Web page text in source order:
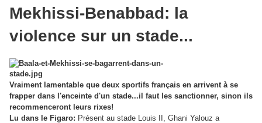
Mekhissi-Benabbad: la
violence sur un stade...
Vraiment lamentable que deux sportifs français en arrivent à se
frapper dans l'enceinte d'un stade...il faut les sanctionner, sinon ils
recommenceront leurs rixes!
Lu dans le Figaro: Présent au stade Louis II, Ghani Yalouz a